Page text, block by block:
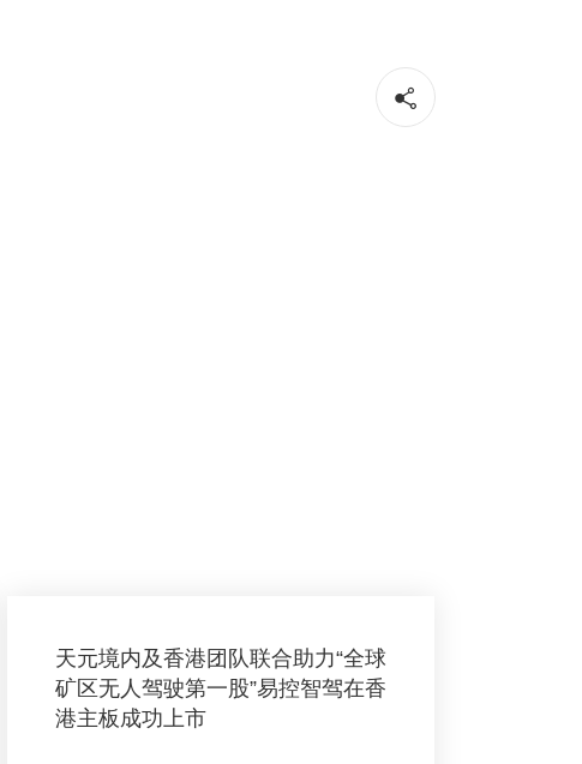
天元境内及香港团队联合助力“全球
矿区无人驾驶第一股”易控智驾在香
港主板成功上市